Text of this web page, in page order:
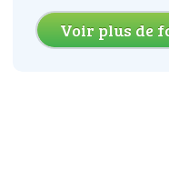
Voir plus de